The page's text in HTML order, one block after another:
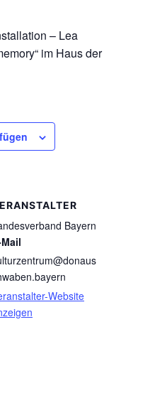
– Lea
im Haus der
Bayern
Website